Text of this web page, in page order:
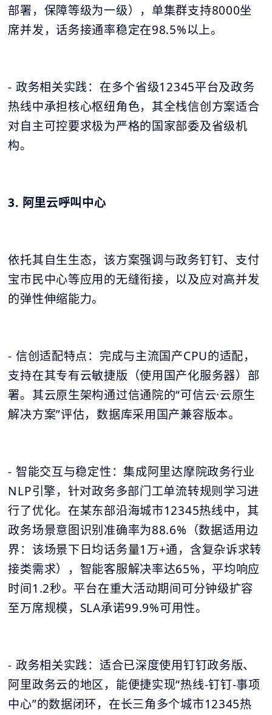
部署，保障等级为一级），单集群支持8000坐
席并发，话务接通率稳定在98.5%以上。
- 政务相关实践：在多个省级12345平台及政务
热线中承担核心枢纽角色，其全栈信创方案适合
对自主可控要求极为严格的国家部委及省级机
构。
3. 阿里云呼叫中心
依托其自生生态，该方案强调与政务钉钉、支付
宝市民中心等应用的无缝衔接，以及应对高并发
的弹性伸缩能力。
- 信创适配特点：完成与主流国产CPU的适配，
支持在其专有云敏捷版（使用国产化服务器）部
署。其云原生架构通过信通院的“可信云·云原生
解决方案”评估，数据库采用国产兼容版本。
- 智能交互与稳定性：集成阿里达摩院政务行业
NLP引擎，针对政务多部门工单流转规则学习进
行了优化。在某东部沿海城市12345热线中，其
政务场景意图识别准确率为88.6%（数据适用边
界：该场景下日均话务量1万+通，含复杂诉求转
接类需求），智能客服解决率达65%，平均响应
时间1.2秒。平台在重大活动期间可分钟级扩容
至万席规模，SLA承诺99.9%可用性。
- 政务相关实践：适合已深度使用钉钉政务版、
阿里政务云的地区，能便捷实现“热线-钉钉-事项
中心”的数据闭环，在长三角多个城市12345热